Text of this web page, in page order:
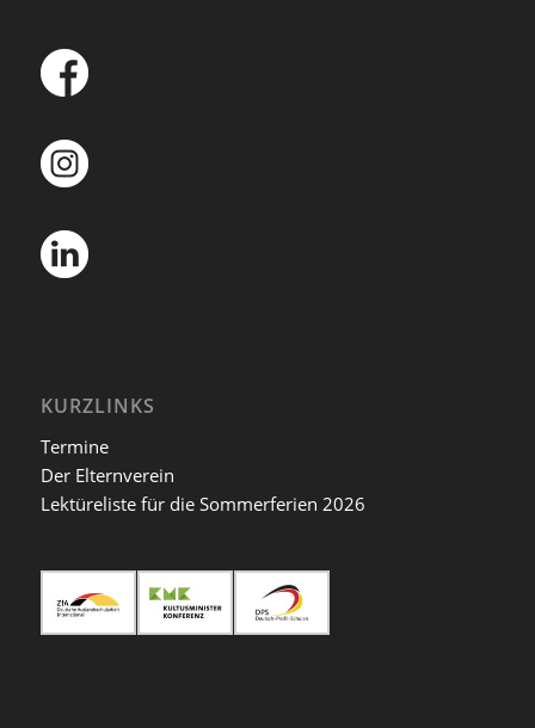
KURZLINKS
Termine
Der Elternverein
Lektüreliste für die Sommerferien 2026